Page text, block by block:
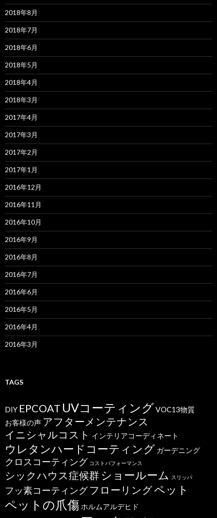
2018年8月
2018年7月
2018年6月
2018年5月
2018年4月
2018年3月
2017年4月
2017年3月
2017年2月
2017年1月
2016年12月
2016年11月
2016年10月
2016年9月
2016年8月
2016年7月
2016年6月
2016年5月
2016年4月
2016年3月
TAGS
DIY EPCOAT UVコーティングVOC13物質
お客様の声 アフターメンテナンス
イニシャルコスト インテリアコーディネート
ウレタンハードコーティング ガーデニング
クロスコーティング コストパフォーマンス
シックハウス症候群 ショールーム スリッパ
フッ素コーティング フローリングペット
ペットの爪傷 ホルムアルデヒド